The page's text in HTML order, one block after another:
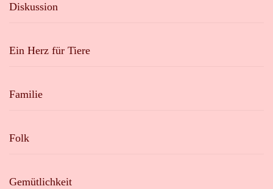
Diskussion
Ein Herz für Tiere
Familie
Folk
Gemütlichkeit